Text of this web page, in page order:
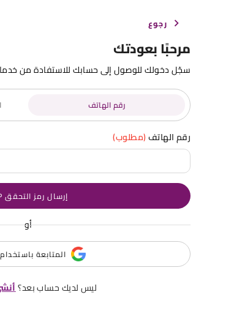
رجوع
مرحبًا بعودتك
سجّل دخولك للوصول إلى حسابك للاستفادة من
رقم الهاتف
رقم الهاتف(مطلوب)
إرسال رمز التحقق OTP
أو
المتابعة باستخدام Google
ليس لديك حساب بعد؟